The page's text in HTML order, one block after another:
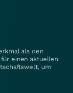
als den
einen aktuellen
um